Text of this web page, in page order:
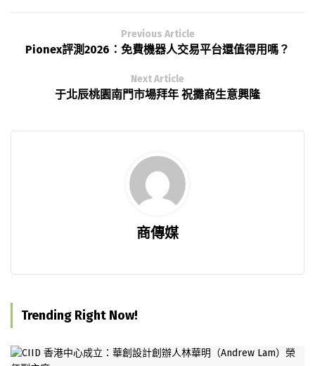
Previous Article
Pionex評測2026：免費機器人交易平台還值得用嗎？
Next Article
于北辰桃園南門市場拜年 祝攤商生意興隆
商傳媒
Trending Right Now!